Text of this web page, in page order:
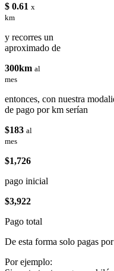
$ 0.61 x
km
y recorres un
aproximado de
300km al
mes
entonces, con nuestra
de pago por km serían
$183 al
mes
$1,726
pago inicial
$3,922
Pago total
De esta forma solo pagas
Por ejemplo: